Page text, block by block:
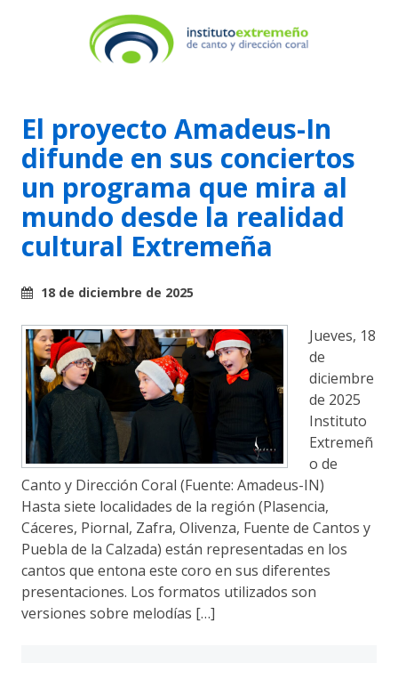
El proyecto Amadeus-In
difunde en sus conciertos
un programa que mira al
mundo desde la realidad
cultural Extremeña
18 de diciembre de 2025
Jueves, 18
de
diciembre
de 2025
Instituto
Extremeñ
o de
Canto y Dirección Coral (Fuente: Amadeus-IN)
Hasta siete localidades de la región (Plasencia,
Cáceres, Piornal, Zafra, Olivenza, Fuente de Cantos y
Puebla de la Calzada) están representadas en los
cantos que entona este coro en sus diferentes
presentaciones. Los formatos utilizados son
versiones sobre melodías […]